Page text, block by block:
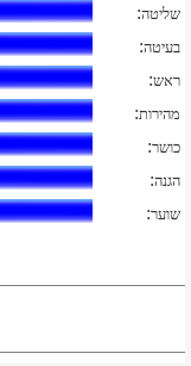
שליטה:
בעיטה:
ראש:
מהירות:
כושר:
הגנה:
שוער: